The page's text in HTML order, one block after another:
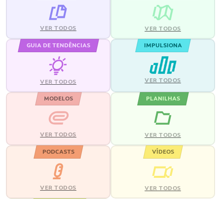
VER TODOS VER TODOS
GUIA DE TENDÊNCIAS
VER TODOS
IMPULSIONA
VER TODOS
MODELOS
VER TODOS
PLANILHAS
VER TODOS
PODCASTS
VER TODOS
VÍDEOS
VER TODOS